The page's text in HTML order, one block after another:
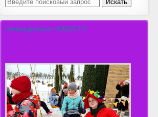
Анимационные НОВОСТИ
Джульетта